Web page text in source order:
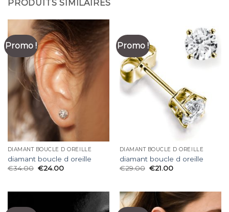
PRODUITS SIMILAIRES
Promo !
DIAMANT BOUCLE D OREILLE
diamant boucle d oreille
€34.00 €24.00
Promo !
DIAMANT BOUCLE D OREILLE
diamant boucle d oreille
€29.00 €21.00